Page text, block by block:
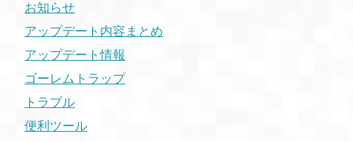
お知らせ
アップデート内容まとめ
アップデート情報
ゴーレムトラップ
トラブル
便利ツール